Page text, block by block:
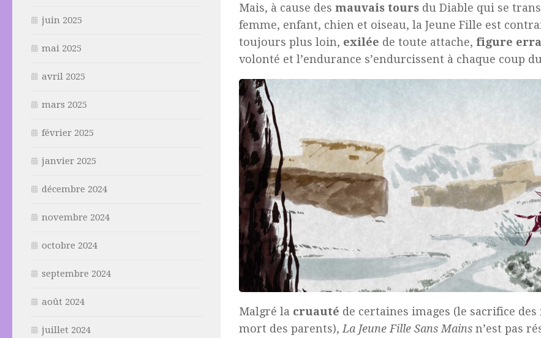
Mais, à cause des mauvais tours du Diable qui se
femme, enfant, chien et oiseau, la Jeune Fille est
toujours plus loin, exilée de toute attache, figure
volonté et l’endurance s’endurcissent à chaque coup
Malgré la cruauté de certaines images (le sacrifice
mort des parents),La Jeune Fille Sans Mains n’est pas
juin 2025
mai 2025
avril 2025
mars 2025
février 2025
janvier 2025
décembre 2024
novembre 2024
octobre 2024
septembre 2024
août 2024
juillet 2024